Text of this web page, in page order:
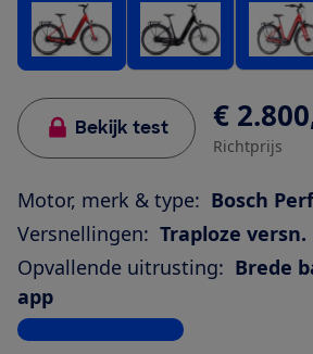
Bekijk test €
Richtprijs
Motor, merk & type: Bosch
Versnellingen: Traploze versn.
Opvallende uitrusting: Brede
app
Bekijk alle specificaties